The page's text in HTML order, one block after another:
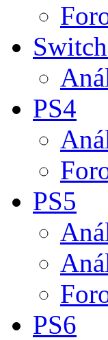
PS4
PS5
PS6